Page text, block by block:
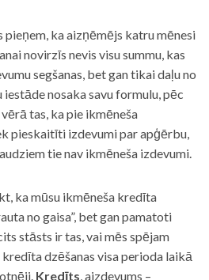
pieņem, ka aizņēmējs katru mēnesi
novirzīs nevis visu summu, kas
segšanas, bet gan tikai daļu no
nosaka savu formulu, pēc
tas, ka pie ikmēneša
pieskaitīti izdevumi par apģērbu,
tie nav ikmēneša izdevumi.
ka mūsu ikmēneša kredīta
no gaisa”, bet gan pamatoti
stāsts ir tas, vai mēs spējam
dzēšanas visa perioda laikā
Kredīts, aizdevums –